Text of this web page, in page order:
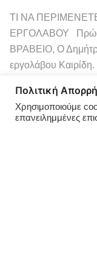
ΤΙ ΝΑ ΠΕΡΙΜΕΝΕΤΕ
ΕΡΓΟΛΑΒΟΥ Πρώην
ΒΡΑΒΕΙΟ, Ο
εργολάβου
Πολιτική
Χρησιμοποιούμε
επανειλημμένες